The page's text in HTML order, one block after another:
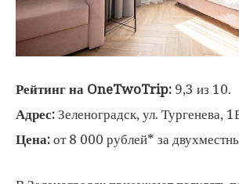
Рейтинг на OneTwoTrip: 9,3 из 10.
Адрес: Зеленоградск, ул. Тургенева,
Цена: от 8 000 рублей* за